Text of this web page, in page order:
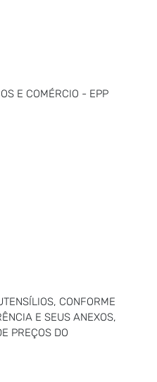
E COMÉRCIO - EPP
CONFORME
E SEUS ANEXOS,
PREÇOS DO